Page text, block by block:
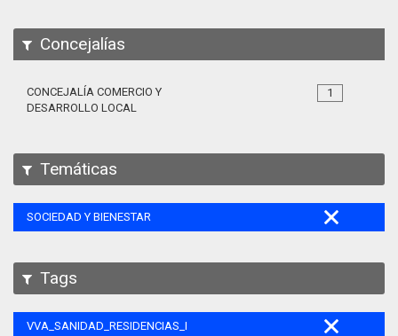
Concejalías
1
CONCEJALÍA COMERCIO Y
DESARROLLO LOCAL
Temáticas
SOCIEDAD Y BIENESTAR
Tags
VVA_SANIDAD_RESIDENCIAS_MAYORES_105